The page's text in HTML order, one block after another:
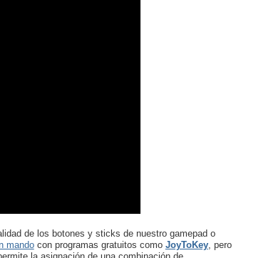
de los botones y sticks de nuestro gamepad o
mandocon programas gratuitos como JoyToKey, pero